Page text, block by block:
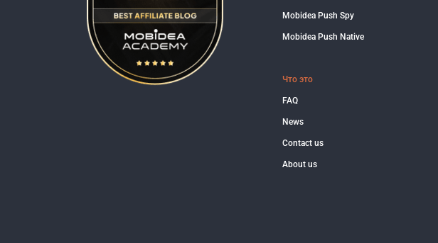
Mobidea Push Spy
Mobidea Push Native
Что это
FAQ
News
Contact us
About us